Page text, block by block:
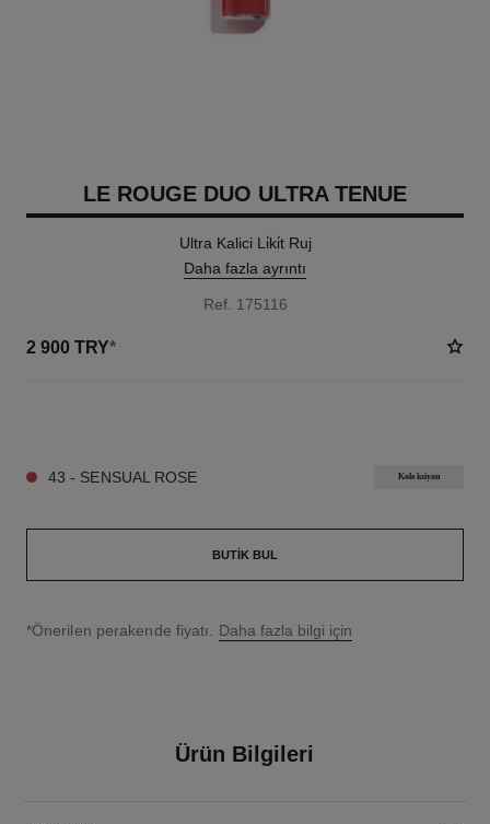
LE ROUGE DUO ULTRA TENUE
Ultra Kalici Li̇ki̇t Ruj
Daha fazla ayrıntı
Ref. 175116
2 900 TRY*
43 - SENSUAL ROSE Koleksiyon
BUTIK BUL
↩
*Önerilen perakende fiyatı. Daha fazla bilgi için
Ürün Bilgileri